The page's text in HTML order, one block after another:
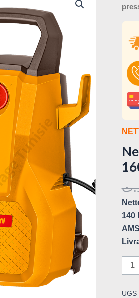
140
de
140
UGS